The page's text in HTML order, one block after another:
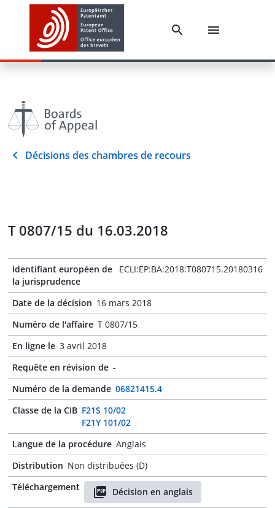
Décisions des chambres de recours
T 0807/15 du 16.03.2018
Identifiant européen de
la jurisprudence
ECLI:EP:BA:2018:T080715.20180316
Date de la décision 16 mars 2018
Numéro de l'affaire T 0807/15
En ligne le 3 avril 2018
Requête en révision de -
Numéro de la demande 06821415.4
Classe de la CIB F21S 10/02
F21Y 101/02
Langue de la procédure Anglais
Distribution Non distribuées (D)
Téléchargement
Décision en anglais